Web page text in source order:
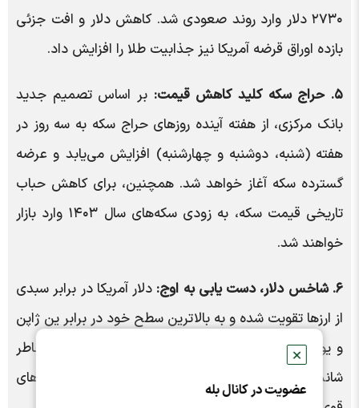
✕
عضویت در کانال بله
۲۷۳۰ دلار وارد روند صعودی شد. کاهش دلار و افت جزئی
بازده اوراق قرضه آمریکا نیز جذابیت طلا را افزایش داد.
۵. حراج سکه کلید کاهش قیمت:
بر اساس تصمیم جدید
بانک مرکزی، از هفته آینده روز‌های حراج سکه به سه روز در
هفته (شنبه، دوشنبه و چهارشنبه) افزایش می‌یابد و عرضه
گسترده سکه آغاز خواهد شد. همچنین، برای کاهش حباب
تاریخی قیمت سکه، به زودی سکه‌های سال ۱۴۰۳ وارد بازار
خواهند شد.
۶. شاخس دلار، دست یابی به اوج:
دلار آمریکا در برابر سبدی
از ارز‌ها تقویت شده و به بالاترین سطح خود در برابر ین ژاپن
و یورو از جولای ۲۰۲۴ رسید. این افزایش احتمالاً به خاطر
شانس پیروزی دونالد ترامپ در انتخابات آینده و داده‌های